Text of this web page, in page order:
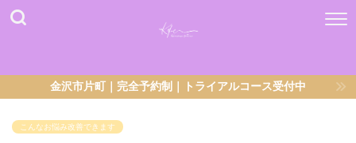
金沢市片町｜完全予約制｜トライアルコース受付中
こんなお悩み改善できます